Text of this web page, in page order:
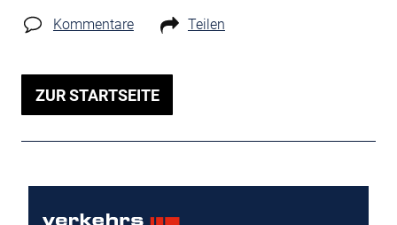
Kommentare Teilen
ZUR STARTSEITE